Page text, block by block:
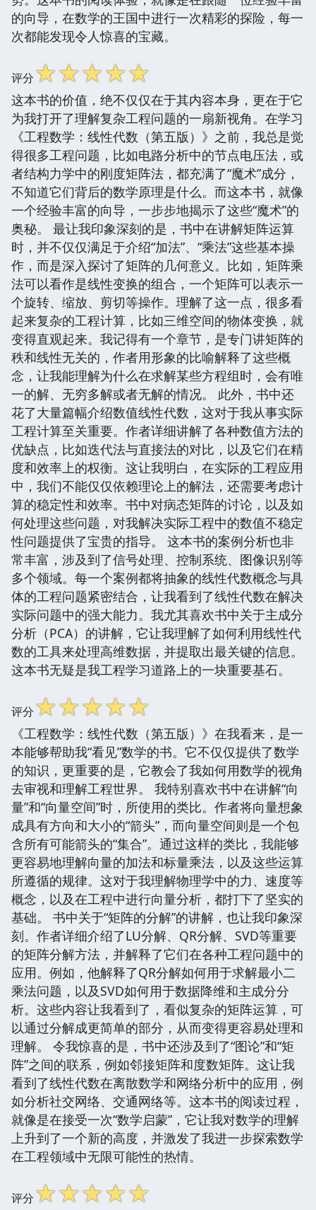
的向导，在数学的王国中进行一次精彩的探险，每一
次都能发现令人惊喜的宝藏。
评分☆☆☆☆☆
这本书的价值，绝不仅仅在于其内容本身，更在于它
为我打开了理解复杂工程问题的一扇新视角。在学习
《工程数学：线性代数（第五版）》之前，我总是觉
得很多工程问题，比如电路分析中的节点电压法，或
者结构力学中的刚度矩阵法，都充满了“魔术”成分，
不知道它们背后的数学原理是什么。而这本书，就像
一个经验丰富的向导，一步步地揭示了这些“魔术”的
奥秘。 最让我印象深刻的是，书中在讲解矩阵运算
时，并不仅仅满足于介绍“加法”、“乘法”这些基本操
作，而是深入探讨了矩阵的几何意义。比如，矩阵乘
法可以看作是线性变换的组合，一个矩阵可以表示一
个旋转、缩放、剪切等操作。理解了这一点，很多看
起来复杂的工程计算，比如三维空间的物体变换，就
变得直观起来。我记得有一个章节，是专门讲矩阵的
秩和线性无关的，作者用形象的比喻解释了这些概
念，让我能理解为什么在求解某些方程组时，会有唯
一的解、无穷多解或者无解的情况。 此外，书中还
花了大量篇幅介绍数值线性代数，这对于我从事实际
工程计算至关重要。作者详细讲解了各种数值方法的
优缺点，比如迭代法与直接法的对比，以及它们在精
度和效率上的权衡。这让我明白，在实际的工程应用
中，我们不能仅仅依赖理论上的解法，还需要考虑计
算的稳定性和效率。书中对病态矩阵的讨论，以及如
何处理这些问题，对我解决实际工程中的数值不稳定
性问题提供了宝贵的指导。 这本书的案例分析也非
常丰富，涉及到了信号处理、控制系统、图像识别等
多个领域。每一个案例都将抽象的线性代数概念与具
体的工程问题紧密结合，让我看到了线性代数在解决
实际问题中的强大能力。我尤其喜欢书中关于主成分
分析（PCA）的讲解，它让我理解了如何利用线性代
数的工具来处理高维数据，并提取出最关键的信息。
这本书无疑是我工程学习道路上的一块重要基石。
评分☆☆☆☆☆
《工程数学：线性代数（第五版）》在我看来，是一
本能够帮助我“看见”数学的书。它不仅仅提供了数学
的知识，更重要的是，它教会了我如何用数学的视角
去审视和理解工程世界。 我特别喜欢书中在讲解“向
量”和“向量空间”时，所使用的类比。作者将向量想象
成具有方向和大小的“箭头”，而向量空间则是一个包
含所有可能箭头的“集合”。通过这样的类比，我能够
更容易地理解向量的加法和标量乘法，以及这些运算
所遵循的规律。这对于我理解物理学中的力、速度等
概念，以及在工程中进行向量分析，都打下了坚实的
基础。 书中关于“矩阵的分解”的讲解，也让我印象深
刻。作者详细介绍了LU分解、QR分解、SVD等重要
的矩阵分解方法，并解释了它们在各种工程问题中的
应用。例如，他解释了QR分解如何用于求解最小二
乘法问题，以及SVD如何用于数据降维和主成分分
析。这些内容让我看到了，看似复杂的矩阵运算，可
以通过分解成更简单的部分，从而变得更容易处理和
理解。 令我惊喜的是，书中还涉及到了“图论”和“矩
阵”之间的联系，例如邻接矩阵和度数矩阵。这让我
看到了线性代数在离散数学和网络分析中的应用，例
如分析社交网络、交通网络等。这本书的阅读过程，
就像是在接受一次“数学启蒙”，它让我对数学的理解
上升到了一个新的高度，并激发了我进一步探索数学
在工程领域中无限可能性的热情。
评分☆☆☆☆☆